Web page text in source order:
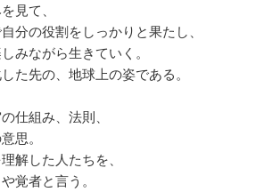
見て、
分の役割をしっかりと果たし、
みながら生きていく。
た先の、地球上の姿である。
仕組み、法則、
思。
解した人たちを、
覚者と言う。